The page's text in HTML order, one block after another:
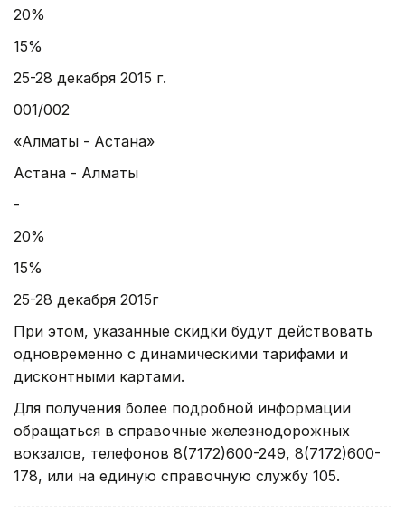
20%
15%
25-28 декабря 2015 г.
001/002
«Алматы - Астана»
Астана - Алматы
-
20%
15%
25-28 декабря 2015г
При этом, указанные скидки будут действовать
одновременно с динамическими тарифами и
дисконтными картами.
Для получения более подробной информации
обращаться в справочные железнодорожных
вокзалов, телефонов 8(7172)600-249, 8(7172)600-
178, или на единую справочную службу 105.